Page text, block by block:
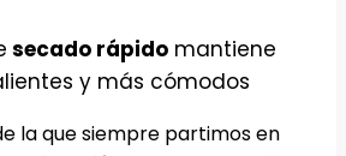
secado rápido mantiene
y más cómodos
la que siempre partimos en